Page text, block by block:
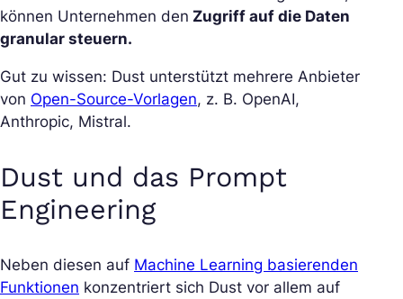
können Unternehmen den Zugriff auf die Daten
granular steuern.
Gut zu wissen: Dust unterstützt mehrere Anbieter
von Open-Source-Vorlagen, z. B. OpenAI,
Anthropic, Mistral.
Dust und das Prompt
Engineering
Neben diesen auf Machine Learning basierenden
Funktionen konzentriert sich Dust vor allem auf